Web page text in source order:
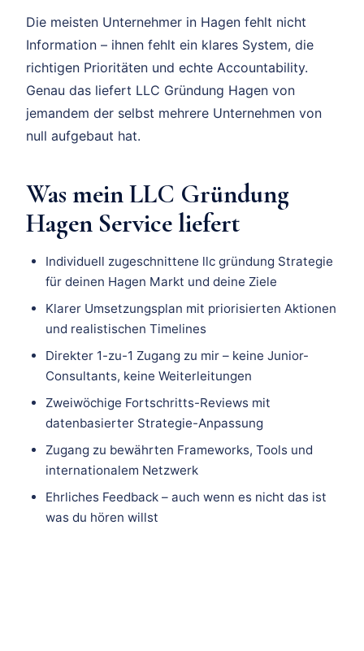
Die meisten Unternehmer in Hagen fehlt nicht
Information – ihnen fehlt ein klares System, die
richtigen Prioritäten und echte Accountability.
Genau das liefert LLC Gründung Hagen von
jemandem der selbst mehrere Unternehmen von
null aufgebaut hat.
Was mein LLC Gründung
Hagen Service liefert
Individuell zugeschnittene llc gründung Strategie
für deinen Hagen Markt und deine Ziele
Klarer Umsetzungsplan mit priorisierten Aktionen
und realistischen Timelines
Direkter 1-zu-1 Zugang zu mir – keine Junior-
Consultants, keine Weiterleitungen
Zweiwöchige Fortschritts-Reviews mit
datenbasierter Strategie-Anpassung
Zugang zu bewährten Frameworks, Tools und
internationalem Netzwerk
Ehrliches Feedback – auch wenn es nicht das ist
was du hören willst